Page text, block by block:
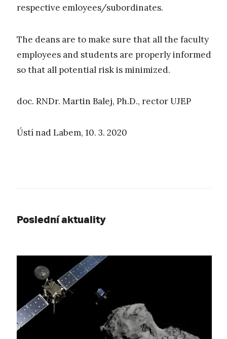
respective emloyees/subordinates.
The deans are to make sure that all the faculty
employees and students are properly informed
so that all potential risk is minimized.
doc. RNDr. Martin Balej, Ph.D., rector UJEP
Ústí nad Labem, 10. 3. 2020
Poslední aktuality